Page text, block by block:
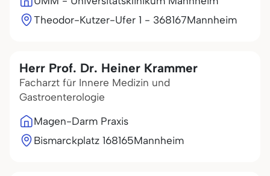
Theodor-Kutzer-Ufer 1 - 368167Mannheim
Herr Prof. Dr. Heiner Krammer
Facharzt für Innere Medizin und
Gastroenterologie
Magen-Darm Praxis
Bismarckplatz 168165Mannheim